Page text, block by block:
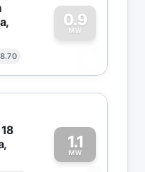
0.9
MW
0
1.1
MW